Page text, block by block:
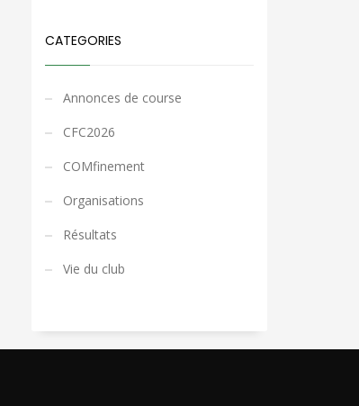
CATEGORIES
Annonces de course
CFC2026
COMfinement
Organisations
Résultats
Vie du club